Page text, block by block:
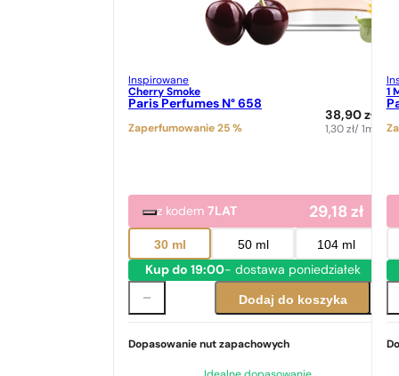
Inspirowane
Cherry Smoke
Paris Perfumes N° 658
Zaperfumowanie 25 %
38,90zł
1,30zł/ 1ml
z kodem7LAT 29,18zł
30 ml 50 ml 104 ml
Kup do 19:00- dostawa poniedziałek
Dodaj do koszyka
Dopasowanie nut zapachowych
1